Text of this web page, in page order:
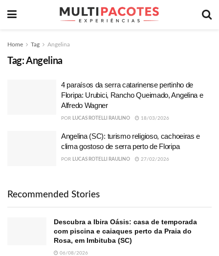
Home Tag Angelina
Tag: Angelina
4 paraísos da serra catarinense pertinho de
Floripa: Urubici, Rancho Queimado, Angelina e
Alfredo Wagner
POR LUCAS ROTELLI RAULINO 18/03/2026
Angelina (SC): turismo religioso, cachoeiras e
clima gostoso de serra perto de Floripa
POR LUCAS ROTELLI RAULINO 27/02/2026
Recommended Stories
Descubra a Ibira Oásis: casa de temporada
com piscina e caiaques perto da Praia do
Rosa, em Imbituba (SC)
06/08/2026